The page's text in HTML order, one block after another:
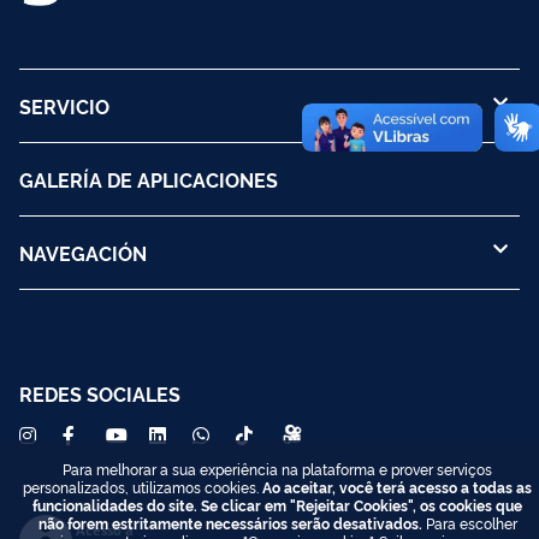
SERVICIO
GALERÍA DE APLICACIONES
NAVEGACIÓN
REDES SOCIALES
Acesso à
Para melhorar a sua experiência na plataforma e prover serviços
personalizados, utilizamos cookies. Ao aceitar, você terá acesso a todas as
funcionalidades do site. Se clicar em "Rejeitar Cookies", os cookies que
não forem estritamente necessários serão desativados. Para escolher